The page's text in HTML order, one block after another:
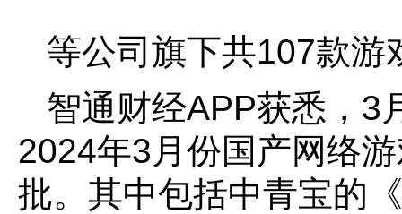
等公司旗下共107款游
智通财经APP获悉，3
2024年3月份国产网络
批。其中包括中青宝的